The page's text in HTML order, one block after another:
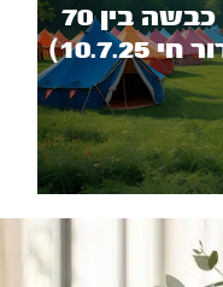
פרשת בלק - כבשה בין 70